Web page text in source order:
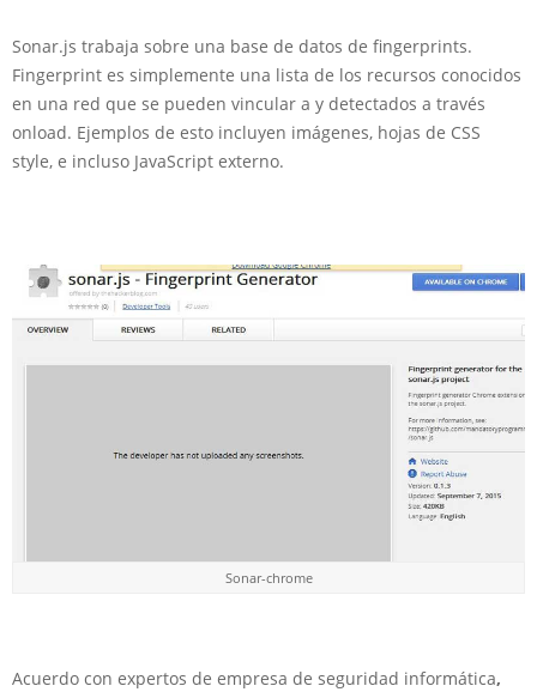
Sonar.js trabaja sobre una base de datos de fingerprints.
Fingerprint es simplemente una lista de los recursos conocidos
en una red que se pueden vincular a y detectados a través
onload. Ejemplos de esto incluyen imágenes, hojas de CSS
style, e incluso JavaScript externo.
Sonar-chrome
Acuerdo con expertos de empresa de seguridad informática,